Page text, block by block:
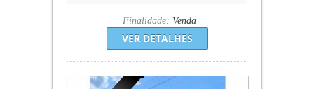
Finalidade: Venda
VER DETALHES